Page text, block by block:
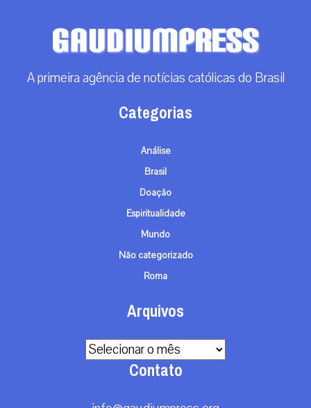
A primeira agência de notícias católicas do Brasil
Categorias
Análise
Brasil
Doação
Espiritualidade
Mundo
Não categorizado
Roma
Arquivos
Arquivos
Contato